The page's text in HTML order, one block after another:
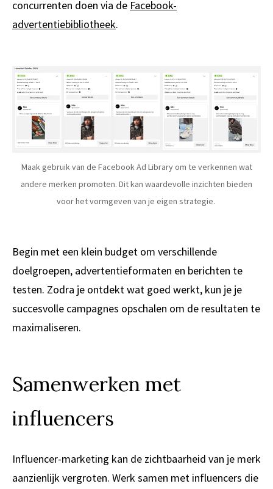
concurrenten doen via de Facebook-
advertentiebibliotheek.
Maak gebruik van de Facebook Ad Library om te verkennen wat
andere merken promoten. Dit kan waardevolle inzichten bieden
voor het vormgeven van je eigen strategie.
Begin met een klein budget om verschillende
doelgroepen, advertentieformaten en berichten te
testen. Zodra je ontdekt wat goed werkt, kun je je
succesvolle campagnes opschalen om de resultaten te
maximaliseren.
Samenwerken met
influencers
Influencer-marketing kan de zichtbaarheid van je merk
aanzienlijk vergroten. Werk samen met influencers die